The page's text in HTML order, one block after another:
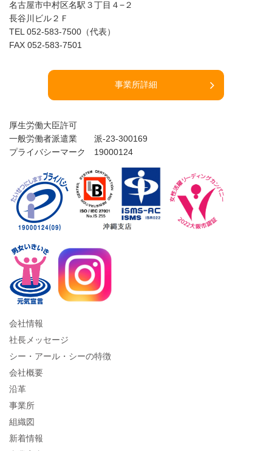
名古屋市中村区名駅３丁目４−２
長谷川ビル２Ｆ
TEL 052-583-7500（代表）
FAX 052-583-7501
事業所詳細
厚生労働大臣許可
一般労働者派遣業 派-23-300169
プライバシーマーク 19000124
会社情報
社長メッセージ
シー・アール・シーの特徴
会社概要
沿革
事業所
組織図
新着情報